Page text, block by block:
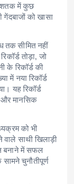
शतक में कुछ
गेंदबाजों को खासा
तक सीमित नहीं
तोड़ा, जो
के रिकॉर्ड की
में नया रिकॉर्ड
यह रिकॉर्ड
और मानसिक
को भी
साथी खिलाड़ी
बनाने में सफल
चुनौतीपूर्ण